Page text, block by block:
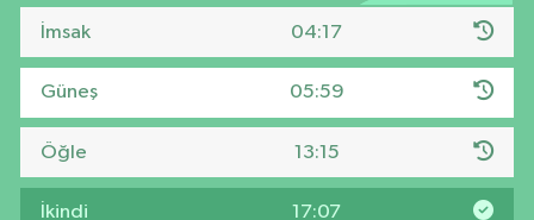
İmsak 04:17
Güneş 05:59
Öğle 13:15
İkindi 17:07